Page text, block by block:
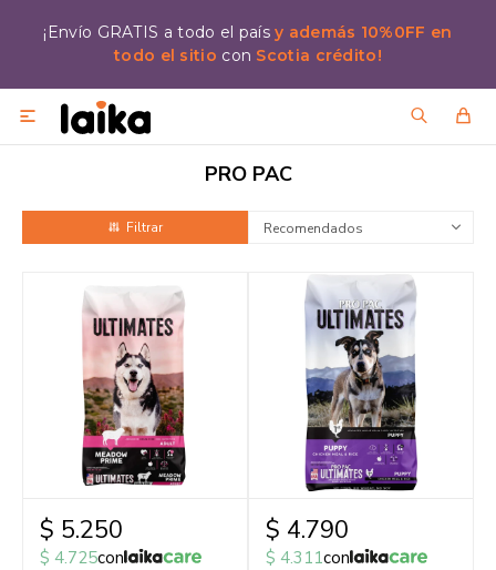
¡Envío GRATIS a todo el paísy además 10%0FF en
todo el sitio con Scotia crédito!

PRO PAC
Recomendados
$ 5.250
$ 4.725con
$ 4.790
$ 4.311con